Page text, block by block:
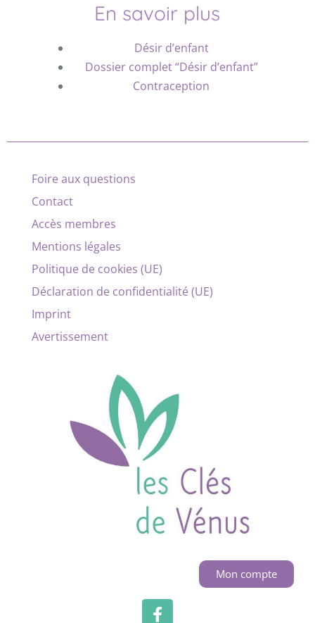
En savoir plus
Désir d’enfant
Dossier complet “Désir d’enfant”
Contraception
Foire aux questions
Contact
Accès membres
Mentions légales
Politique de cookies (UE)
Déclaration de confidentialité (UE)
Imprint
Avertissement
Mon compte